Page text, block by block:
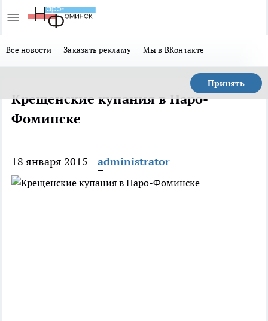
Все новости Заказать рекламу Мы в ВКонтакте
Принять
Крещенские купания в Наро-
Фоминске
18 января 2015 administrator